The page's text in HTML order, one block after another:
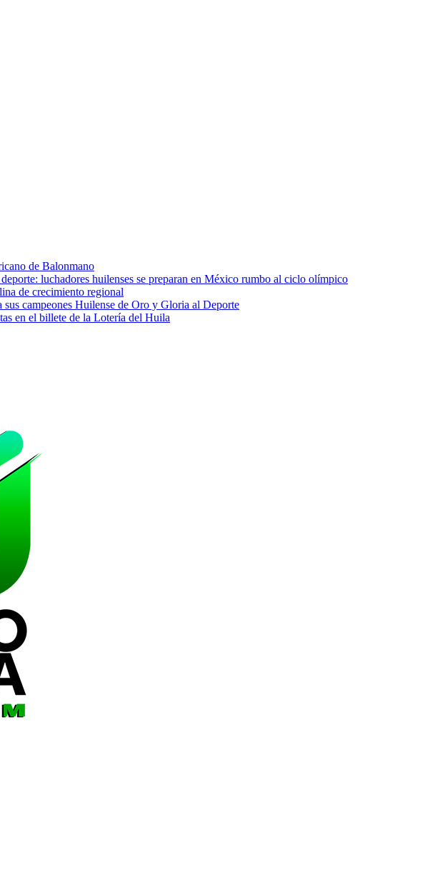
de Balonmano
luchadores huilenses se preparan en México rumbo al ciclo olímpico
de crecimiento regional
campeones Huilense de Oro y Gloria al Deporte
en el billete de la Lotería del Huila